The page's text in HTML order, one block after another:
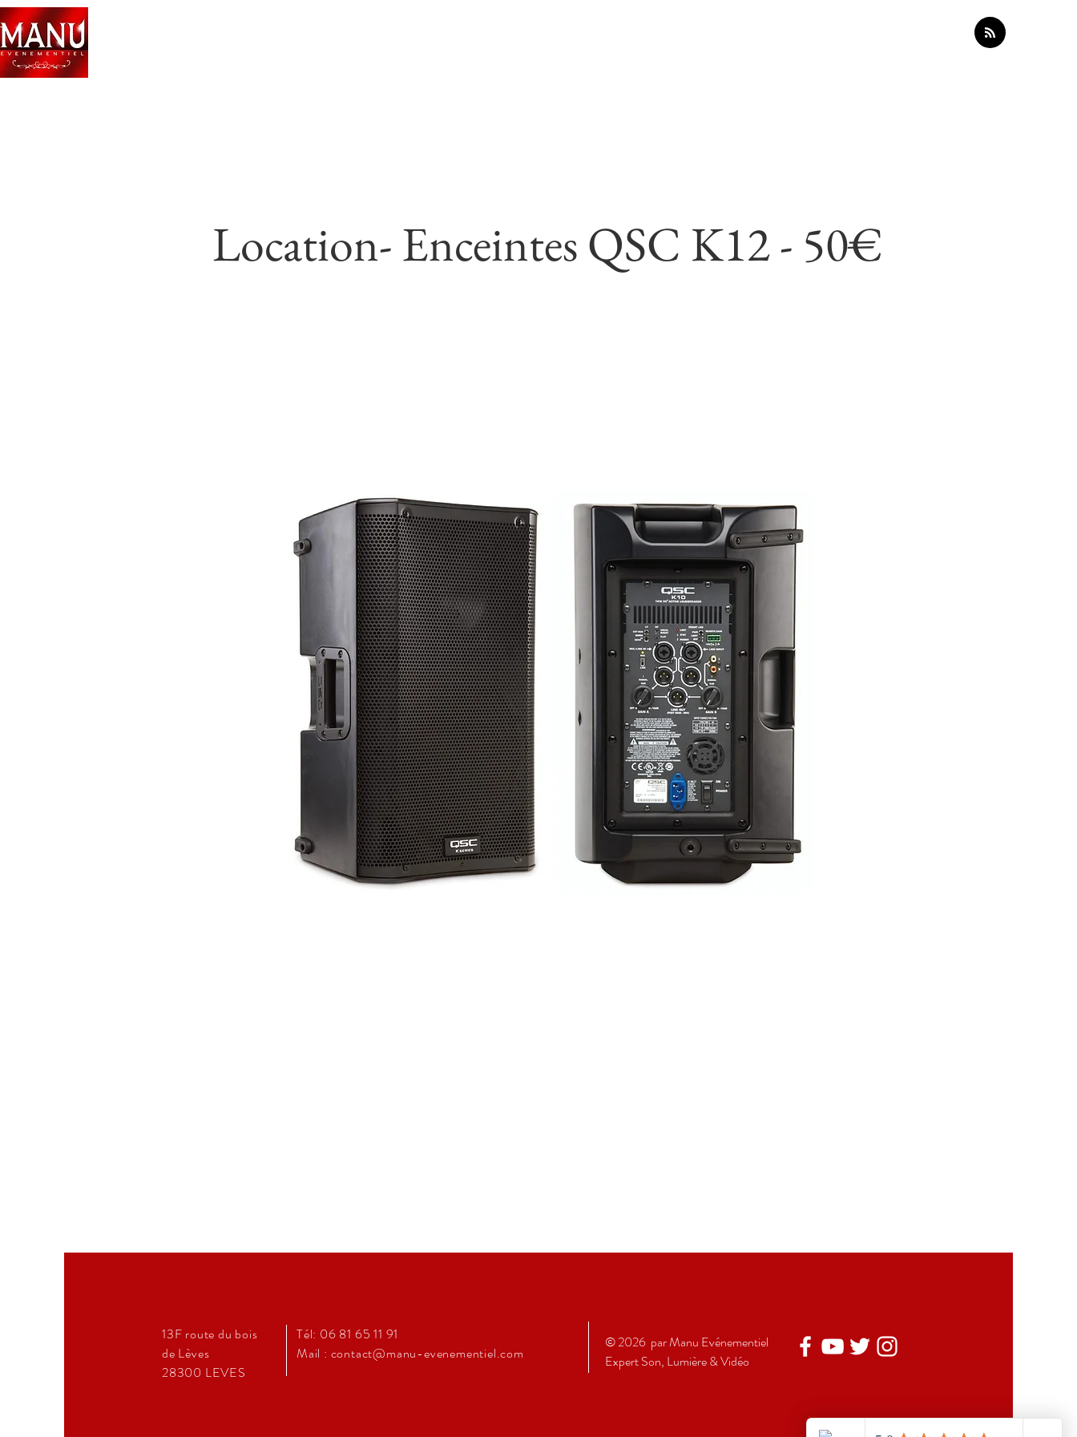
Location- Enceintes QSC K12 - 50€
13F route du bois
de Lèves
28300 LEVES
Tél: 06 81 65 11 91
Mail : contact@manu-evenementiel.com
© 2026 par Manu Evénementiel
Expert Son, Lumière & Vidéo